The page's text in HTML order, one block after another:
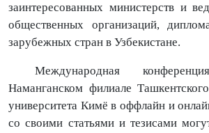
заинтересованных министерств и
общественных организаций,
зарубежных стран в Узбекистане.
Международная
Наманганском филиале
университета Кимё в оффлайн и
со своими статьями и тезисами